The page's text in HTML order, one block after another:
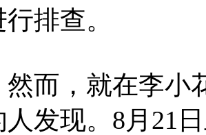
排查。
，就在李小花
人发现。8月21